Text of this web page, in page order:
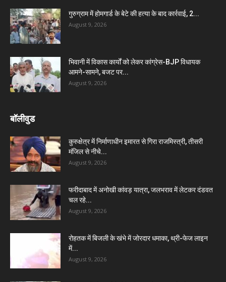
गुरुग्राम में होमगार्ड के बेटे की हत्या के बाद कार्रवाई, 2...
August 9, 2026
भिवानी में विकास कार्यों को लेकर कांग्रेस-BJP विधायक
आमने-सामने, बजट पर...
August 9, 2026
बॉलीवुड
कुरुक्षेत्र में निर्माणाधीन इमारत से गिरा राजमिस्त्री, तीसरी
मंजिल से नीचे...
August 9, 2026
फरीदाबाद में अनोखी कांवड़ यात्रा, जलभराव में लेटकर दंडवत
चल रहे...
August 9, 2026
रोहतक में बिजली के खंभे में जोरदार धमाका, थ्री-फेज लाइन
में...
August 9, 2026